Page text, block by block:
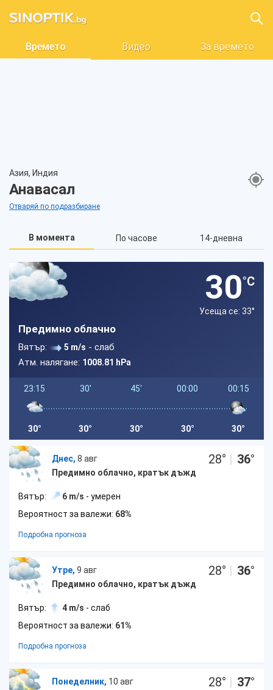
Времето Видео За времето
Азия, Индия
Анавасал
Отваряй по подразбиране
В момента По часове 14-дневна
30°C
Усеща се: 33°
Предимно облачно
Вятър: 5 m/s - слаб
Атм. налягане: 1008.81 hPa
23:15
30°
30'
30°
45'
30°
00:00
30°
00:15
30°
Днес, 8 авг
Предимно облачно, кратък дъжд
28° | 36°
Вятър: 6 m/s - умерен
Вероятност за валежи: 68%
Подробна прогноза
Утре, 9 авг
Предимно облачно, кратък дъжд
28° | 36°
Вятър: 4 m/s - слаб
Вероятност за валежи: 61%
Подробна прогноза
Понеделник, 10 авг
28° | 37°